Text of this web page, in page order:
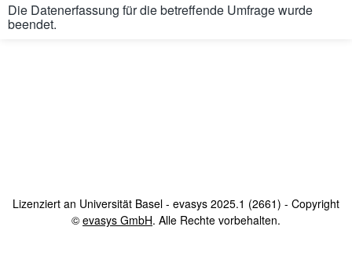
Die Datenerfassung für die betreffende Umfrage wurde
beendet.
Lizenziert an Universität Basel - evasys 2025.1 (2661) - Copyright
© evasys GmbHöffnet im neuen Fenster
. Alle Rechte vorbehalten.